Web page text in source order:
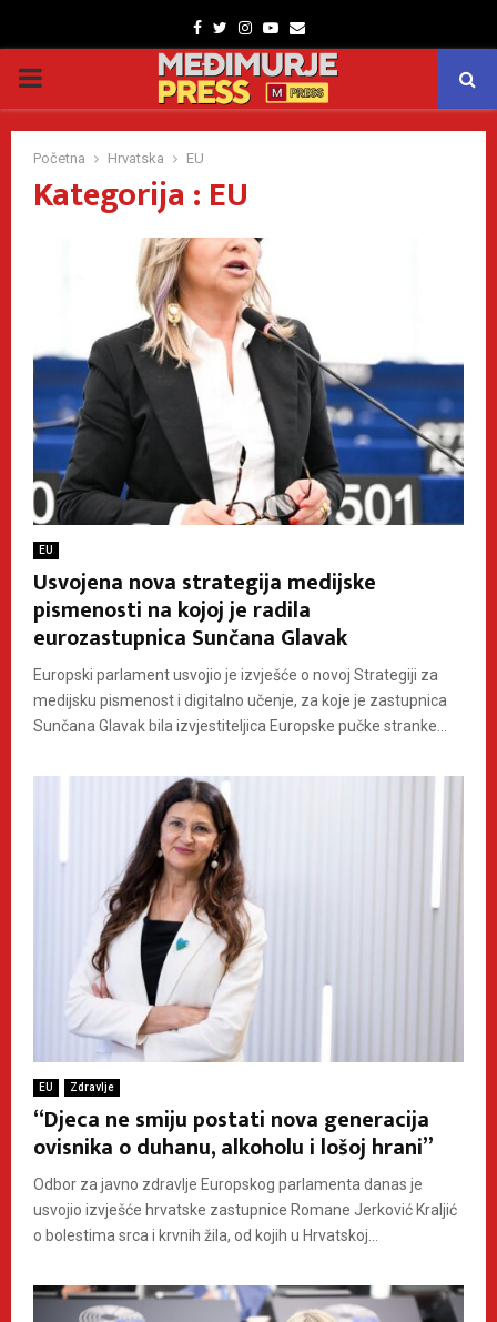
Facebook
TwitterInstagram
Youtube
Email
PRIMARY
MENU
Početna Hrvatska EU
Kategorija : EU
EU
Usvojena nova strategija medijske
pismenosti na kojoj je radila
eurozastupnica Sunčana Glavak
Europski parlament usvojio je izvješće o novoj Strategiji za
medijsku pismenost i digitalno učenje, za koje je zastupnica
Sunčana Glavak bila izvjestiteljica Europske pučke stranke...
EU Zdravlje
“Djeca ne smiju postati nova generacija
ovisnika o duhanu, alkoholu i lošoj hrani”
Odbor za javno zdravlje Europskog parlamenta danas je
usvojio izvješće hrvatske zastupnice Romane Jerković Kraljić
o bolestima srca i krvnih žila, od kojih u Hrvatskoj...